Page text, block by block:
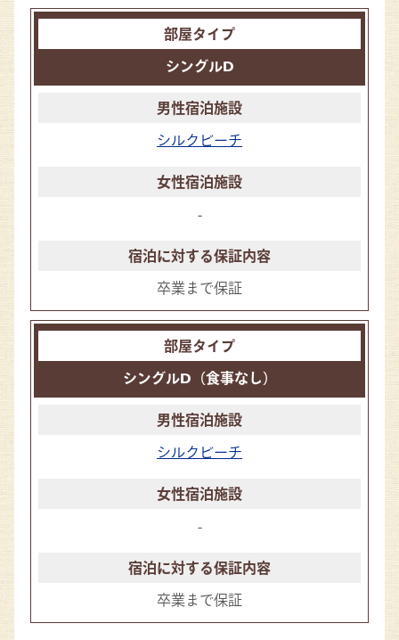
シングルD
シルクビーチ
-
卒業まで保証
シングルD（食事なし）
シルクビーチ
-
卒業まで保証